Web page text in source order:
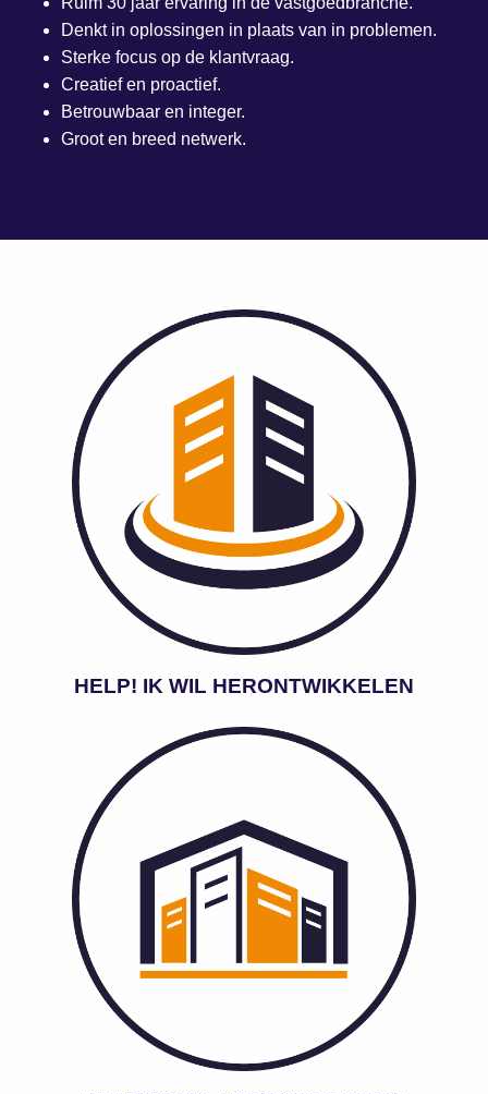
Denkt in oplossingen in plaats van in problemen.
Sterke focus op de klantvraag.
Creatief en proactief.
Betrouwbaar en integer.
Groot en breed netwerk.
HELP! IK WIL HERONTWIKKELEN